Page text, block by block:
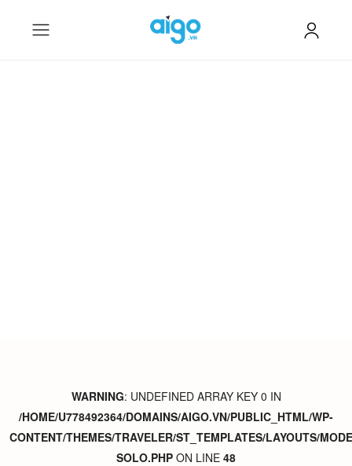
WARNING: UNDEFINED ARRAY KEY 0 IN
/HOME/U778492364/DOMAINS/AIGO.VN/PUBLIC_HTML/WP-
CONTENT/THEMES/TRAVELER/ST_TEMPLATES/LAYOUTS/
SOLO.PHP ON LINE 48